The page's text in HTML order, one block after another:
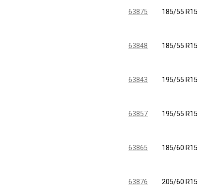
63875 185/55 R15
63848 185/55 R15
63843 195/55 R15
63857 195/55 R15
63865 185/60 R15
63876 205/60 R15